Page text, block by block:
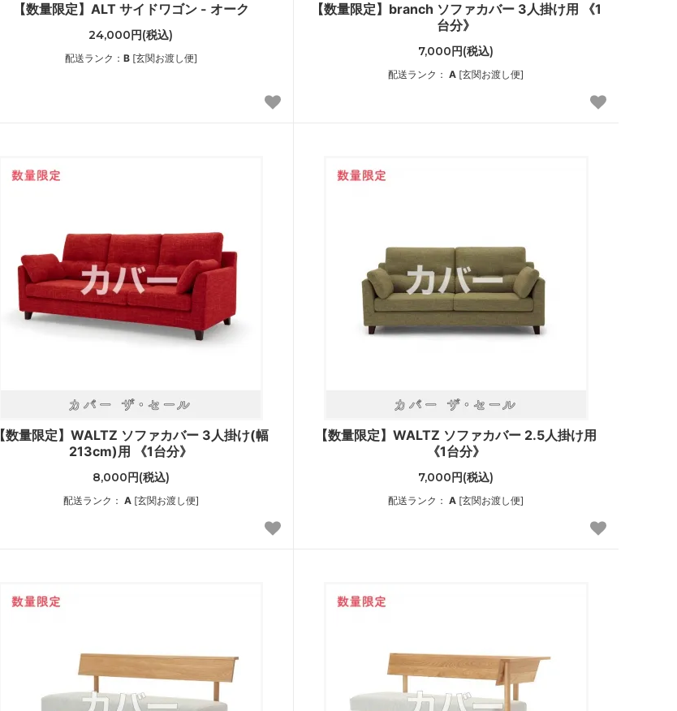
【数量限定】ALT サイドワゴン - オーク
24,000円(税込)
配送ランク： B[玄関お渡し便]
【数量限定】branch ソファカバー 3人掛け用 《1
台分》
7,000円(税込)
配送ランク：A [玄関お渡し便]
【数量限定】WALTZ ソファカバー 3人掛け(幅
213cm)用 《1台分》
8,000円(税込)
配送ランク： A[玄関お渡し便]
【数量限定】WALTZ ソファカバー 2.5人掛け用
《1台分》
7,000円(税込)
配送ランク：A [玄関お渡し便]